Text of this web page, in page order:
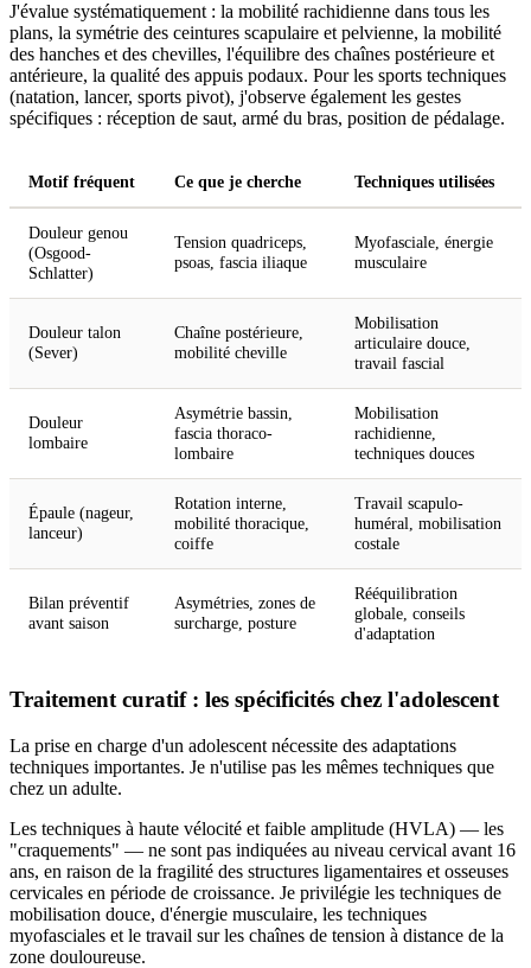
J'évalue systématiquement : la mobilité rachidienne dans tous les
plans, la symétrie des ceintures scapulaire et pelvienne, la mobilité
des hanches et des chevilles, l'équilibre des chaînes postérieure et
antérieure, la qualité des appuis podaux. Pour les sports techniques
(natation, lancer, sports pivot), j'observe également les gestes
spécifiques : réception de saut, armé du bras, position de pédalage.
Motif fréquent Ce que je cherche Techniques utilisées
Douleur genou
(Osgood-
Schlatter)
Tension quadriceps,
psoas, fascia iliaque
Myofasciale, énergie
musculaire
Douleur talon
(Sever)
Chaîne postérieure,
mobilité cheville
Mobilisation
articulaire douce,
travail fascial
Douleur
lombaire
Asymétrie bassin,
fascia thoraco-
lombaire
Mobilisation
rachidienne,
techniques douces
Épaule (nageur,
lanceur)
Rotation interne,
mobilité thoracique,
coiffe
Travail scapulo-
huméral, mobilisation
costale
Bilan préventif
avant saison
Asymétries, zones de
surcharge, posture
Rééquilibration
globale, conseils
d'adaptation
Traitement curatif : les spécificités chez l'adolescent
La prise en charge d'un adolescent nécessite des adaptations
techniques importantes. Je n'utilise pas les mêmes techniques que
chez un adulte.
Les techniques à haute vélocité et faible amplitude (HVLA) — les
"craquements" — ne sont pas indiquées au niveau cervical avant 16
ans, en raison de la fragilité des structures ligamentaires et osseuses
cervicales en période de croissance. Je privilégie les techniques de
mobilisation douce, d'énergie musculaire, les techniques
myofasciales et le travail sur les chaînes de tension à distance de la
zone douloureuse.